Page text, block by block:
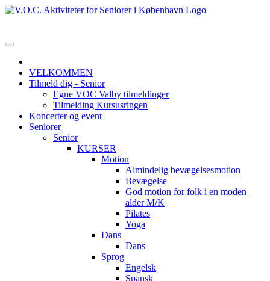
VELKOMMEN
Tilmeld dig - Senior
Egne VOC Valby tilmeldinger
Tilmelding Kursusringen
Koncerter og event
Seniorer
Senior
KURSER
Motion
Almindelig bevægelsesmotion
Bevægelse
God motion for folk i en moden
alder M/K
Pilates
Yoga
Dans
Dans
Sprog
Engelsk
Spansk